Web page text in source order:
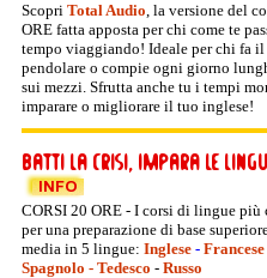
Scopri Total Audio, la versione del
ORE fatta apposta per chi come te
tempo viaggiando! Ideale per chi fa il
pendolare o compie ogni giorno
sui mezzi. Sfrutta anche tu i tempi
imparare o migliorare il tuo inglese!
CORSI 20 ORE - I corsi di lingue più
per una preparazione di base
media in 5 lingue: Inglese - Francese
Spagnolo - Tedesco - Russo